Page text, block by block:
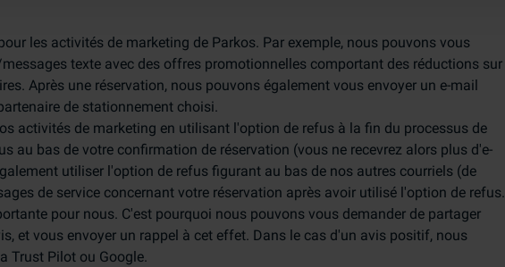
les activités de marketing de Parkos. Par exemple, nous pouvons vous
texte avec des offres promotionnelles comportant des réductions sur
Après une réservation, nous pouvons également vous envoyer un e-mail
de stationnement choisi.
activités de marketing en utilisant l'option de refus à la fin du processus de
au bas de votre confirmation de réservation (vous ne recevrez alors plus d'e-
utiliser l'option de refus figurant au bas de nos autres courriels (de
de service concernant votre réservation après avoir utilisé l'option de refus.
pour nous. C'est pourquoi nous pouvons vous demander de partager
et vous envoyer un rappel à cet effet. Dans le cas d'un avis positif, nous
Trust Pilot ou Google.